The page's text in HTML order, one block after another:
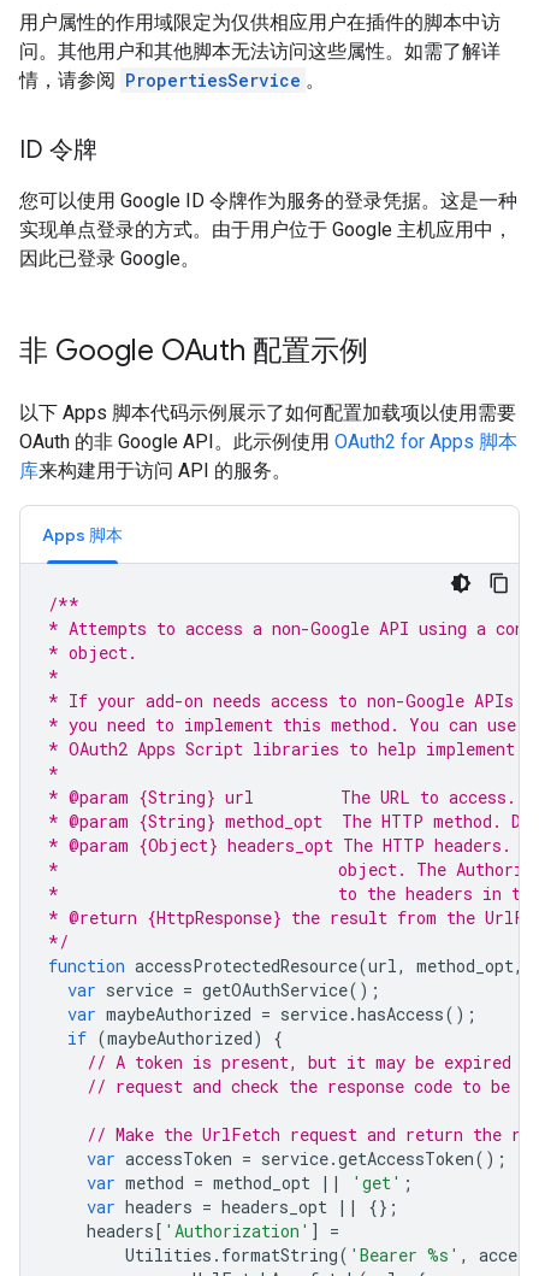
用户属性的作用域限定为仅供相应用户在插件的脚本中访
问。其他用户和其他脚本无法访问这些属性。如需了解详
情，请参阅 PropertiesService 。
ID 令牌
您可以使用 Google ID 令牌作为服务的登录凭据。这是一种
实现单点登录的方式。由于用户位于 Google 主机应用中，
因此已登录 Google。
非 Google OAuth 配置示例
以下 Apps 脚本代码示例展示了如何配置加载项以使用需要
OAuth 的非 Google API。此示例使用 OAuth2 for Apps 脚本
库来构建用于访问 API 的服务。
Apps 脚本
/**
* Attempts to access a non-Google API using a
* object.
*
* If your add-on needs access to non-Google APIs
* you need to implement this method. You can use
* OAuth2 Apps Script libraries to help implement
*
* @param {String} url         The URL to access.
* @param {String} method_opt  The HTTP method.
* @param {Object} headers_opt The HTTP headers.
*                             object. The
*                             to the headers in this
* @return {HttpResponse} the result from the
*/
function accessProtectedResource(url, method_opt,
var service = getOAuthService();
var maybeAuthorized = service.hasAccess();
if (maybeAuthorized)
{
// A token is present, but it may be expired
// request and check the response code to be
// Make the UrlFetch request and return the
var accessToken = service.getAccessToken();
var method = method_opt || 'get' ;
var headers = headers_opt ||
{};
headers[ 'Authorization' ]
=
Utilities . formatString( 'Bearer %s' ,